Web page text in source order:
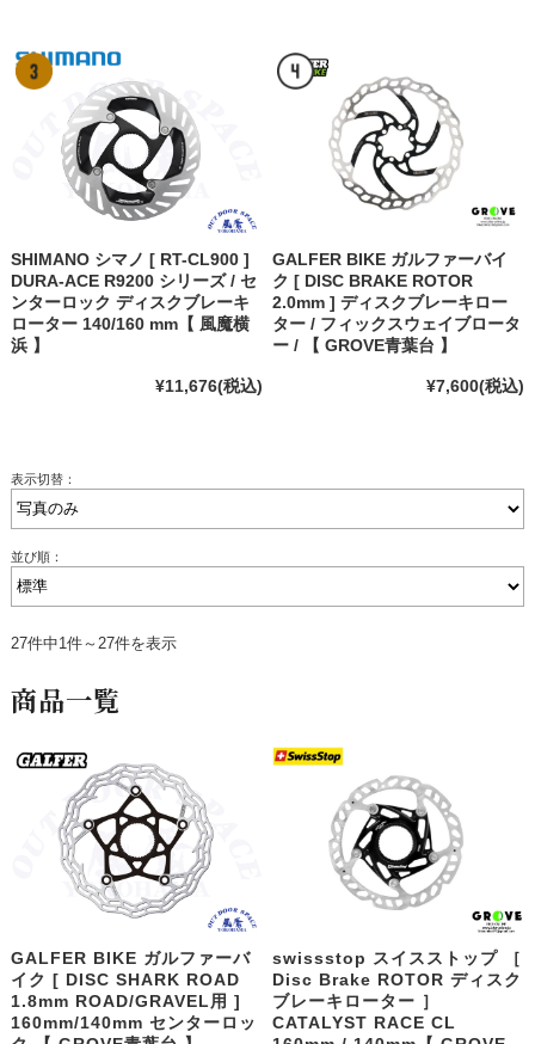
SHIMANO シマノ [ RT-CL900 ]
DURA-ACE R9200 シリーズ / セ
ンターロック ディスクブレーキ
ローター 140/160 mm【 風魔横
浜 】
¥11,676(税込)
GALFER BIKE ガルファーバイ
ク [ DISC BRAKE ROTOR
2.0mm ] ディスクブレーキロー
ター / フィックスウェイブロータ
ー / 【 GROVE青葉台 】
¥7,600(税込)
表示切替：
並び順：
27件中1件～27件を表示
商品一覧
GALFER BIKE ガルファーバ
イク [ DISC SHARK ROAD
1.8mm ROAD/GRAVEL用 ]
160mm/140mm センターロッ
swissstop スイスストップ ［
Disc Brake ROTOR ディスク
ブレーキローター ］
CATALYST RACE CL